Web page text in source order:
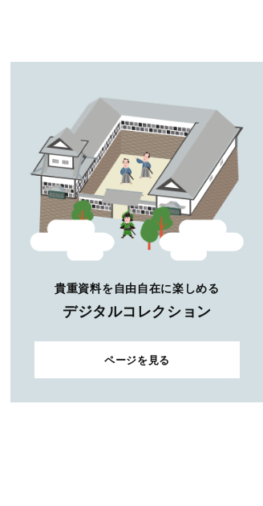
貴重資料を自由自在に楽しめる
デジタルコレクション
ページを見る